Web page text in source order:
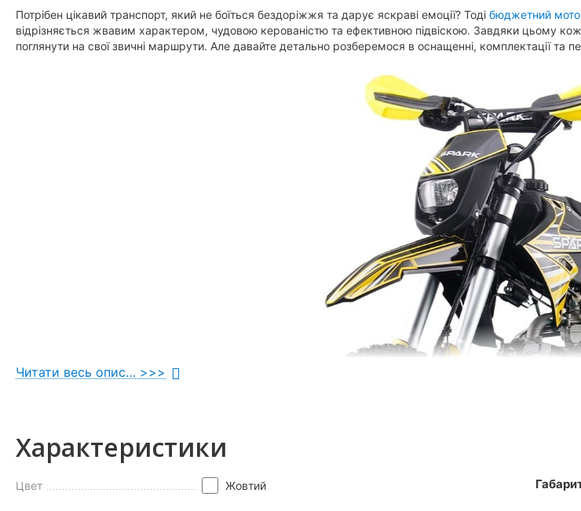
Потрібен цікавий транспорт, який не боїться бездоріжжя та дарує яскраві емоції? Тоді бюджетний
відрізняється жвавим характером, чудовою керованістю та ефективною підвіскою. Завдяки цьому
поглянути на свої звичні маршрути. Але давайте детально розберемося в оснащенні, комплектації та
Читати весь опис… >>>
Характеристики
Цвет Жовтий